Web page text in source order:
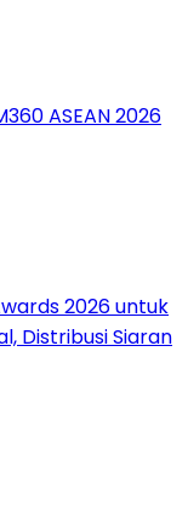
ASEAN 2026
2026 untuk
Distribusi Siaran